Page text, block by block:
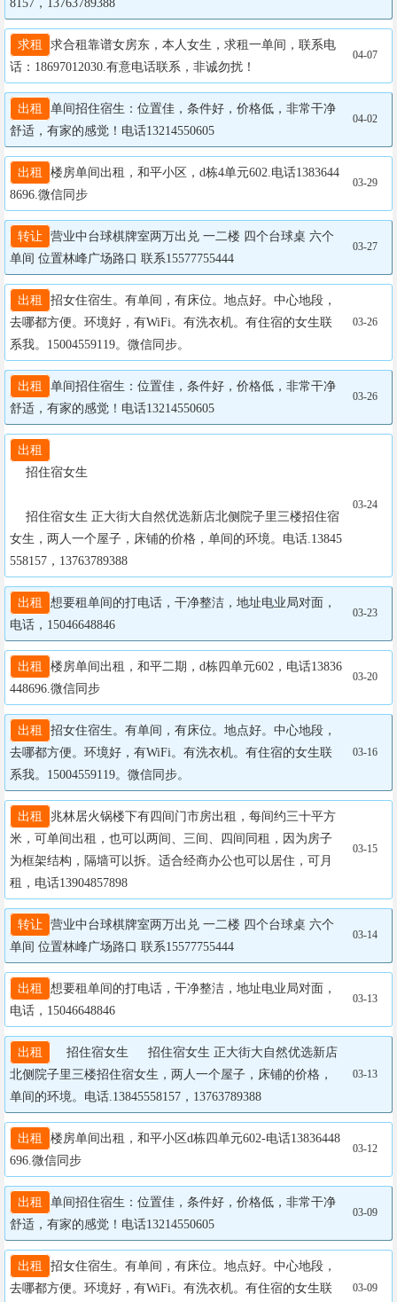
8157，13763789388
求租
求合租靠谱女房东，本人女生，求租一单间，联系电
话：18697012030.有意电话联系，非诚勿扰！
04-07
出租
单间招住宿生：位置佳，条件好，价格低，非常干净
舒适，有家的感觉！电话13214550605
04-02
出租
楼房单间出租，和平小区，d栋4单元602.电话1383644
8696.微信同步
03-29
转让
营业中台球棋牌室两万出兑 一二楼 四个台球桌 六个
单间 位置林峰广场路口 联系15577755444
03-27
出租
招女住宿生。有单间，有床位。地点好。中心地段，
去哪都方便。环境好，有WiFi。有洗衣机。有住宿的女生联
系我。15004559119。微信同步。
03-26
出租
单间招住宿生：位置佳，条件好，价格低，非常干净
舒适，有家的感觉！电话13214550605
03-26
出租
招住宿女生
招住宿女生 正大街大自然优选新店北侧院子里三楼招住宿
女生，两人一个屋子，床铺的价格，单间的环境。电话.13845
558157，13763789388
03-24
出租
想要租单间的打电话，干净整洁，地址电业局对面，
电话，15046648846
03-23
出租
楼房单间出租，和平二期，d栋四单元602，电话13836
448696.微信同步
03-20
出租
招女住宿生。有单间，有床位。地点好。中心地段，
去哪都方便。环境好，有WiFi。有洗衣机。有住宿的女生联
系我。15004559119。微信同步。
03-16
出租
兆林居火锅楼下有四间门市房出租，每间约三十平方
米，可单间出租，也可以两间、三间、四间同租，因为房子
为框架结构，隔墙可以拆。适合经商办公也可以居住，可月
租，电话13904857898
03-15
转让
营业中台球棋牌室两万出兑 一二楼 四个台球桌 六个
单间 位置林峰广场路口 联系15577755444
03-14
出租
想要租单间的打电话，干净整洁，地址电业局对面，
电话，15046648846
03-13
出租
招住宿女生   招住宿女生 正大街大自然优选新店
北侧院子里三楼招住宿女生，两人一个屋子，床铺的价格，
单间的环境。电话.13845558157，13763789388
03-13
出租
楼房单间出租，和平小区d栋四单元602-电话13836448
696.微信同步
03-12
出租
单间招住宿生：位置佳，条件好，价格低，非常干净
舒适，有家的感觉！电话13214550605
03-09
出租
招女住宿生。有单间，有床位。地点好。中心地段，
去哪都方便。环境好，有WiFi。有洗衣机。有住宿的女生联
03-09